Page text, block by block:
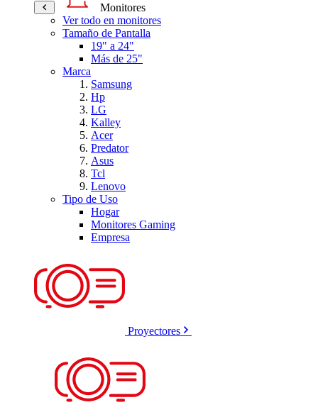
Monitores
Ver todo en monitores
Tamaño de Pantalla
19" a 24"
Más de 25"
Marca
Samsung
Hp
LG
Kalley
Acer
Predator
Asus
Tcl
Lenovo
Tipo de Uso
Hogar
Monitores Gaming
Empresa
Proyectores